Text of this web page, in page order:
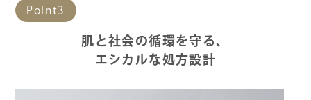
Point3
肌と社会の循環を守る、
エシカルな処方設計